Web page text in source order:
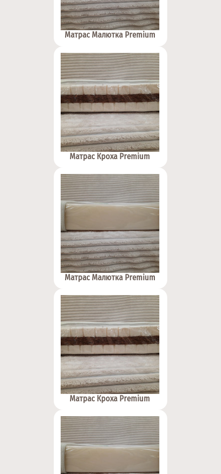
Матрас Малютка Premium
Матрас Кроха Premium
Матрас Малютка Premium
Матрас Кроха Premium